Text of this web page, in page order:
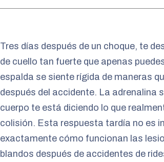
Tres días después de un choque, te
de cuello tan fuerte que apenas
espalda se siente rígida de maneras
después del accidente. La adrenalina
cuerpo te está diciendo lo que
colisión. Esta respuesta tardía no es
exactamente cómo funcionan las
blandos después de accidentes de